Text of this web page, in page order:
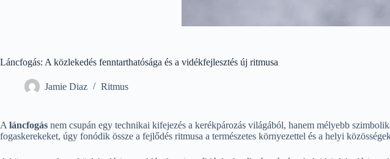
Láncfogás: A közlekedés fenntarthatósága és a vidékfejlesztés új ritmusa
Jamie Diaz Ritmus
A láncfogás nem csupán egy technikai kifejezés a kerékpározás világából, hanem mélyebb
fogaskerekeket, úgy fonódik össze a fejlődés ritmusa a természetes környezettel és a helyi